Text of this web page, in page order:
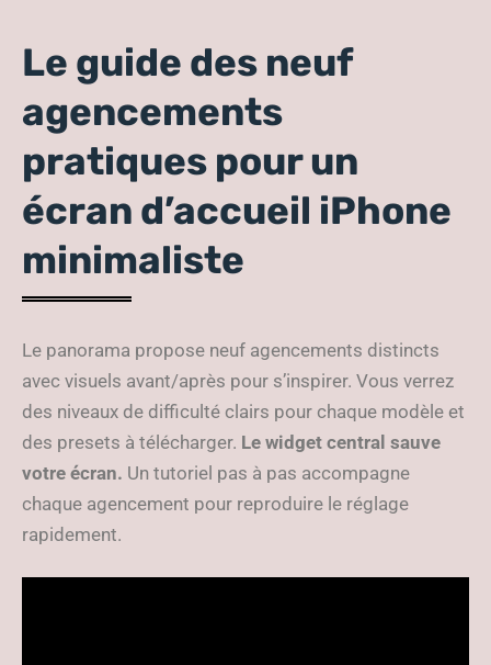
Le guide des neuf
agencements
pratiques pour un
écran d’accueil iPhone
minimaliste
Le panorama propose neuf agencements distincts
avec visuels avant/après pour s’inspirer. Vous verrez
des niveaux de difficulté clairs pour chaque modèle et
des presets à télécharger. Le widget central sauve
votre écran. Un tutoriel pas à pas accompagne
chaque agencement pour reproduire le réglage
rapidement.